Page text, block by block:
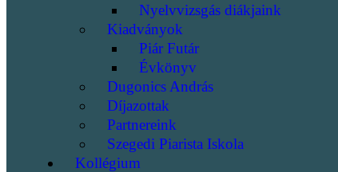
Nyelvvizsgás diákjaink
Kiadványok
Piár Futár
Évkönyv
Dugonics András
Díjazottak
Partnereink
Szegedi Piarista Iskola
Kollégium